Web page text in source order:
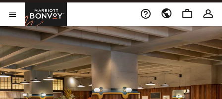
Skip to Content
メニューを開く
Marriott Bonvoy